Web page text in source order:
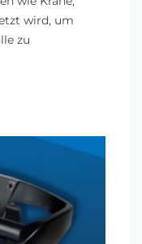
wird, um
zu